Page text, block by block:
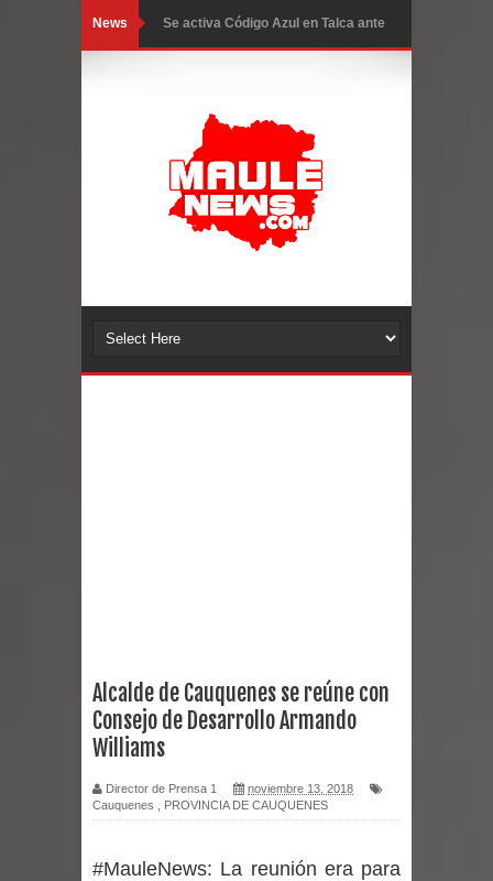
News Se activa Código Azul en Talca ante
GORE Maule figura tercero a nivel
nacional en gasto por viajes y
traslados con $133 millones
Dos internos intentaron escapar por
Temporal obliga a cerrar
equipos en la Fiesta del Chancho
Alerta por hantavirus: expertos piden
Alcalde de Cauquenes se reúne con
Consejo de Desarrollo Armando
Williams
Director de Prensa 1
noviembre 13, 2018
Cauquenes
PROVINCIA DE CAUQUENES
#MauleNews: La reunión era para